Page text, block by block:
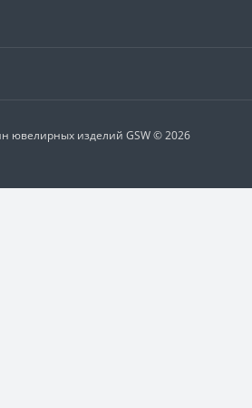
ювелирных изделий GSW © 2026